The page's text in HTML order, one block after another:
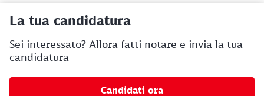
La tua candidatura
Sei interessato? Allora fatti notare e invia la tua
candidatura
Candidati ora